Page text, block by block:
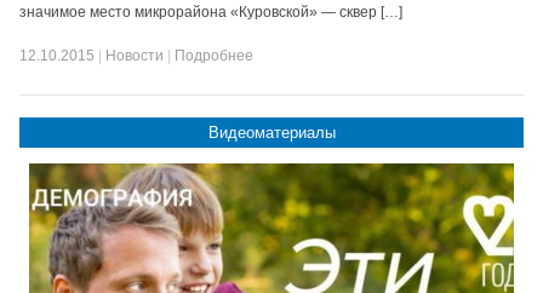
значимое место микрорайона «Куровской» — сквер […]
12.10.2015 Новости Подробнее
Видеоматериалы